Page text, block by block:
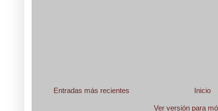
Entradas más recientes Inicio
Ver versión para